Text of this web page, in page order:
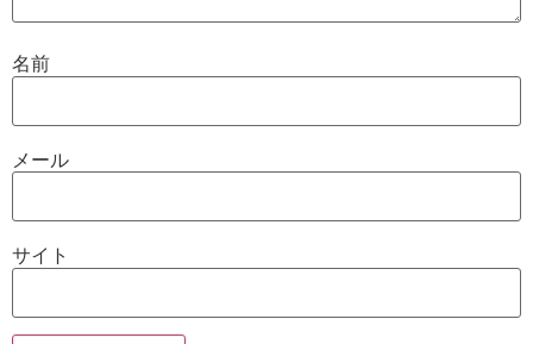
名前
メール
サイト